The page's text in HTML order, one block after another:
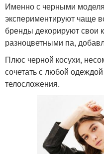
Именно с черными
экспериментируют чаще
бренды декорируют свои
разноцветными па,
Плюс черной косухи,
сочетать с любой
телосложения.